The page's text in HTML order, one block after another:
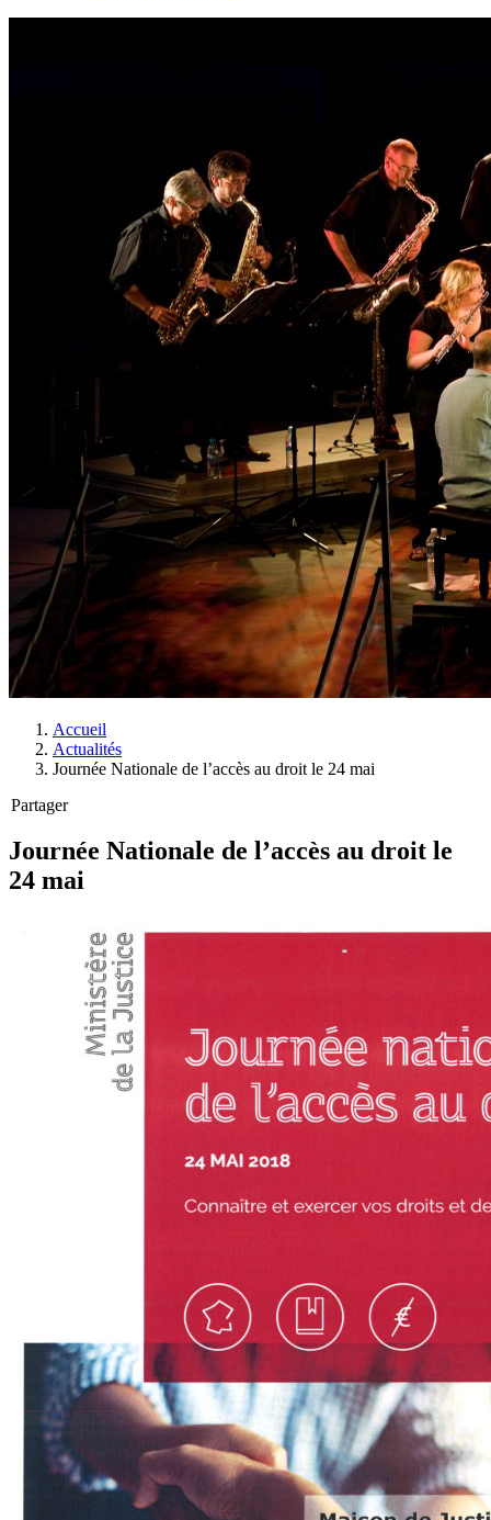
Accueil
Actualités
Journée Nationale de l’accès au droit le 24 mai
Partager
Journée Nationale de l’accès au droit le
24 mai